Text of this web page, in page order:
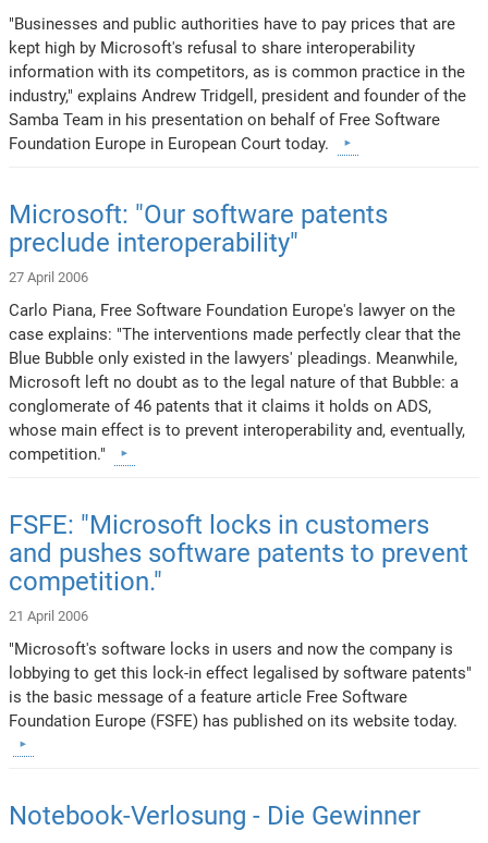
"Businesses and public authorities have to pay prices that are
kept high by Microsoft's refusal to share interoperability
information with its competitors, as is common practice in the
industry," explains Andrew Tridgell, president and founder of the
Samba Team in his presentation on behalf of Free Software
Foundation Europe in European Court today.
Microsoft: "Our software patents
preclude interoperability"
27 April 2006
Carlo Piana, Free Software Foundation Europe's lawyer on the
case explains: "The interventions made perfectly clear that the
Blue Bubble only existed in the lawyers' pleadings. Meanwhile,
Microsoft left no doubt as to the legal nature of that Bubble: a
conglomerate of 46 patents that it claims it holds on ADS,
whose main effect is to prevent interoperability and, eventually,
competition."
FSFE: "Microsoft locks in customers
and pushes software patents to prevent
competition."
21 April 2006
"Microsoft's software locks in users and now the company is
lobbying to get this lock-in effect legalised by software patents"
is the basic message of a feature article Free Software
Foundation Europe (FSFE) has published on its website today.
Notebook-Verlosung - Die Gewinner